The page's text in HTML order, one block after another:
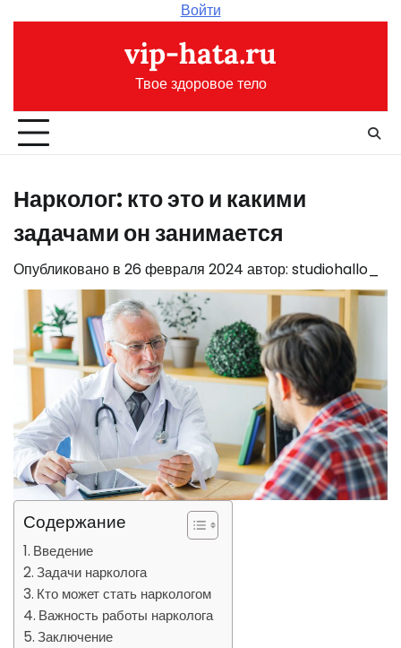
Войти
vip-hata.ru
Твое здоровое тело
Нарколог: кто это и какими
задачами он занимается
Опубликовано в 26 февраля 2024 автор: studiohallo_
Содержание
Введение
Задачи нарколога
Кто может стать наркологом
Важность работы нарколога
Заключение